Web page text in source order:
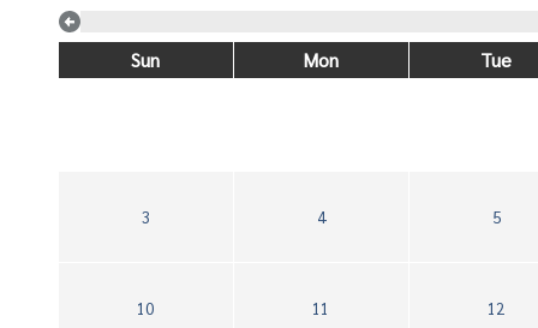
Sun Mon Tue
3 4 5
10 11 12